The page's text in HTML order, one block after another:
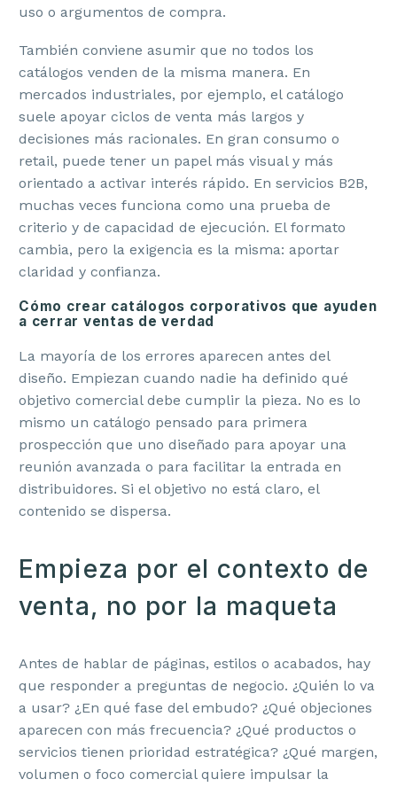
uso o argumentos de compra.
También conviene asumir que no todos los
catálogos venden de la misma manera. En
mercados industriales, por ejemplo, el catálogo
suele apoyar ciclos de venta más largos y
decisiones más racionales. En gran consumo o
retail, puede tener un papel más visual y más
orientado a activar interés rápido. En servicios B2B,
muchas veces funciona como una prueba de
criterio y de capacidad de ejecución. El formato
cambia, pero la exigencia es la misma: aportar
claridad y confianza.
Cómo crear catálogos corporativos que ayuden
a cerrar ventas de verdad
La mayoría de los errores aparecen antes del
diseño. Empiezan cuando nadie ha definido qué
objetivo comercial debe cumplir la pieza. No es lo
mismo un catálogo pensado para primera
prospección que uno diseñado para apoyar una
reunión avanzada o para facilitar la entrada en
distribuidores. Si el objetivo no está claro, el
contenido se dispersa.
Empieza por el contexto de
venta, no por la maqueta
Antes de hablar de páginas, estilos o acabados, hay
que responder a preguntas de negocio. ¿Quién lo va
a usar? ¿En qué fase del embudo? ¿Qué objeciones
aparecen con más frecuencia? ¿Qué productos o
servicios tienen prioridad estratégica? ¿Qué margen,
volumen o foco comercial quiere impulsar la